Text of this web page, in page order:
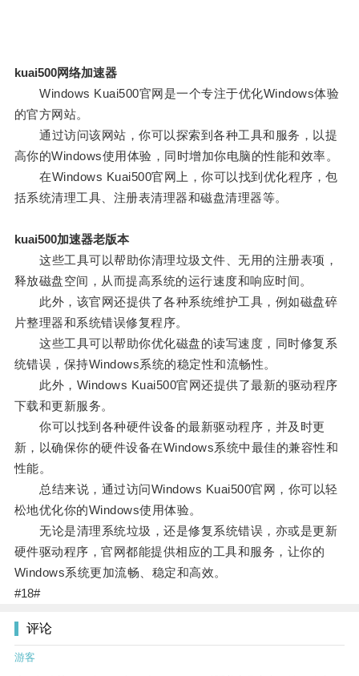
kuai500网络加速器
Windows Kuai500官网是一个专注于优化Windows体验
的官方网站。
通过访问该网站，你可以探索到各种工具和服务，以提
高你的Windows使用体验，同时增加你电脑的性能和效率。
在Windows Kuai500官网上，你可以找到优化程序，包
括系统清理工具、注册表清理器和磁盘清理器等。
kuai500加速器老版本
这些工具可以帮助你清理垃圾文件、无用的注册表项，
释放磁盘空间，从而提高系统的运行速度和响应时间。
此外，该官网还提供了各种系统维护工具，例如磁盘碎
片整理器和系统错误修复程序。
这些工具可以帮助你优化磁盘的读写速度，同时修复系
统错误，保持Windows系统的稳定性和流畅性。
此外，Windows Kuai500官网还提供了最新的驱动程序
下载和更新服务。
你可以找到各种硬件设备的最新驱动程序，并及时更
新，以确保你的硬件设备在Windows系统中最佳的兼容性和
性能。
总结来说，通过访问Windows Kuai500官网，你可以轻
松地优化你的Windows使用体验。
无论是清理系统垃圾，还是修复系统错误，亦或是更新
硬件驱动程序，官网都能提供相应的工具和服务，让你的
Windows系统更加流畅、稳定和高效。
#18#
评论
游客